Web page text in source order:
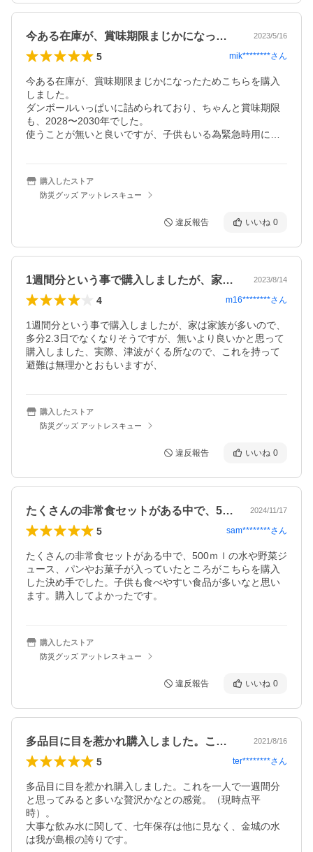
今ある在庫が、賞味期限まじかになったた… 2023/5/16
5 mik********さん
今ある在庫が、賞味期限まじかになったためこちらを購入
しました。
ダンボールいっぱいに詰められており、ちゃんと賞味期限
も、2028〜2030年でした。
使うことが無いと良いですが、子供もいる為緊急時用に…
購入したストア
防災グッズ アットレスキュー
違反報告 いいね 0
1週間分という事で購入しましたが、家は… 2023/8/14
4 m16********さん
1週間分という事で購入しましたが、家は家族が多いので、
多分2.3日でなくなりそうですが、無いより良いかと思って
購入しました、実際、津波がくる所なので、これを持って
避難は無理かとおもいますが、
購入したストア
防災グッズ アットレスキュー
違反報告 いいね 0
たくさんの非常食セットがある中で、50… 2024/11/17
5 sam********さん
たくさんの非常食セットがある中で、500ｍｌの水や野菜ジ
ュース、パンやお菓子が入っていたところがこちらを購入
した決め手でした。子供も食べやすい食品が多いなと思い
ます。購入してよかったです。
購入したストア
防災グッズ アットレスキュー
違反報告 いいね 0
多品目に目を惹かれ購入しました。これを… 2021/8/16
5 ter********さん
多品目に目を惹かれ購入しました。これを一人で一週間分
と思ってみると多いな贅沢かなとの感覚。（現時点平
時）。
大事な飲み水に関して、七年保存は他に見なく、金城の水
は我が島根の誇りです。